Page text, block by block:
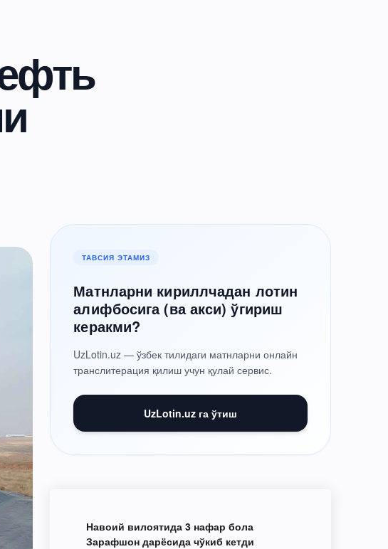
ТАВСИЯ ЭТАМИЗ
Матнларни кириллчадан лотин
алифбосига (ва акси) ўгириш
керакми?
UzLotin.uz — ўзбек тилидаги матнларни онлайн
транслитерация қилиш учун қулай сервис.
UzLotin.uz га ўтиш
Навоий вилоятида 3 нафар бола
Зарафшон дарёсида чўкиб кетди